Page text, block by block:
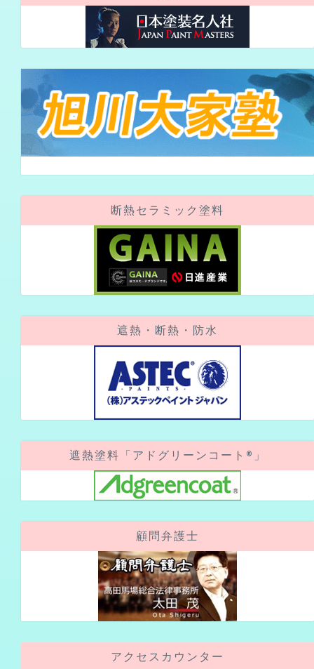
断熱セラミック塗料
遮熱・断熱・防水
遮熱塗料「アドグリーンコート®」
顧問弁護士
アクセスカウンター